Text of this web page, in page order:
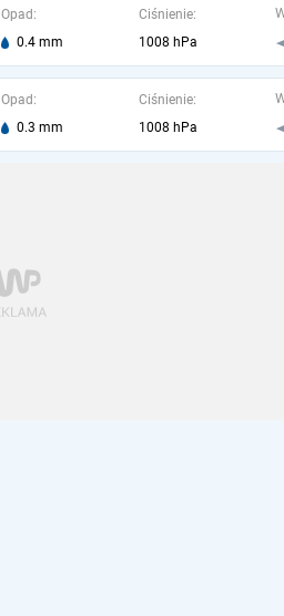
Opad:
0.4 mm
Ciśnienie:
1008 hPa
Opad:
0.3 mm
Ciśnienie:
1008 hPa